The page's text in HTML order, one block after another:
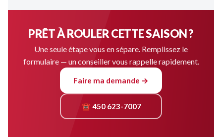
PRÊT À ROULER CETTE SAISON ?
Une seule étape vous en sépare. Remplissez le
formulaire — un conseiller vous rappelle rapidement.
Faire ma demande →
☎ 450 623-7007